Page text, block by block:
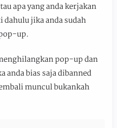
apa yang anda kerjakan
jika anda sudah
up.
pop-up dan
anda bias saja dibanned
muncul bukankah